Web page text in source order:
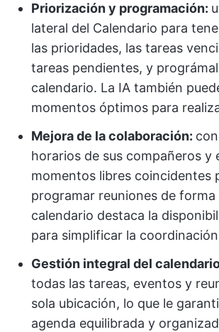
Priorización y programación:
lateral del Calendario para
las prioridades, las tareas
tareas pendientes, y
calendario. La IA también
momentos óptimos para
Mejora de la colaboración:
horarios de sus compañeros y
momentos libres coincidentes
programar reuniones de forma
calendario destaca la
para simplificar la
Gestión integral del
todas las tareas, eventos y
sola ubicación, lo que le
agenda equilibrada y